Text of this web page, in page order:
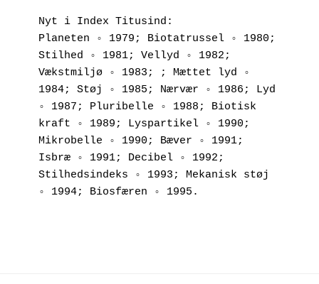
Nyt i Index Titusind:
Planeten ◦ 1979; Biotatrussel ◦ 1980;
Stilhed ◦ 1981; Vellyd ◦ 1982;
Vækstmiljø ◦ 1983; ; Mættet lyd ◦
1984; Støj ◦ 1985; Nærvær ◦ 1986; Lyd
◦ 1987; Pluribelle ◦ 1988; Biotisk
kraft ◦ 1989; Lyspartikel ◦ 1990;
Mikrobelle ◦ 1990; Bæver ◦ 1991;
Isbræ ◦ 1991; Decibel ◦ 1992;
Stilhedsindeks ◦ 1993; Mekanisk støj
◦ 1994; Biosfæren ◦ 1995.